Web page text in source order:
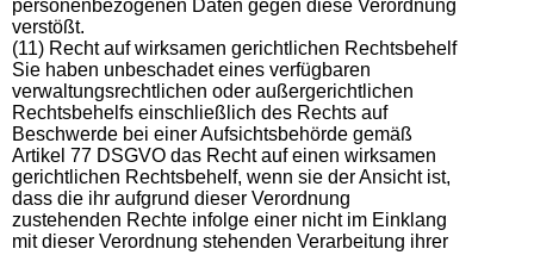
personenbezogenen Daten gegen diese Verordnung
verstößt.
(11) Recht auf wirksamen gerichtlichen Rechtsbehelf
Sie haben unbeschadet eines verfügbaren
verwaltungsrechtlichen oder außergerichtlichen
Rechtsbehelfs einschließlich des Rechts auf
Beschwerde bei einer Aufsichtsbehörde gemäß
Artikel 77 DSGVO das Recht auf einen wirksamen
gerichtlichen Rechtsbehelf, wenn sie der Ansicht ist,
dass die ihr aufgrund dieser Verordnung
zustehenden Rechte infolge einer nicht im Einklang
mit dieser Verordnung stehenden Verarbeitung ihrer